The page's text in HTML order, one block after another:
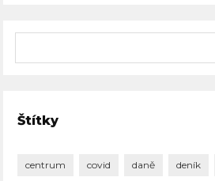
Štítky
centrum covid daně deník